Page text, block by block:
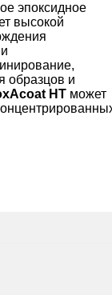
эпоксидное
высокой
образцов и
HT может